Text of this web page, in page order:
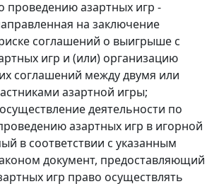
проведению азартных игр -
на заключение
соглашений о выигрыше с
игр и (или) организацию
соглашений между двумя или
азартной игры;
деятельности по
азартных игр в игорной
в соответствии с указанным
документ, предоставляющий
игр право осуществлять